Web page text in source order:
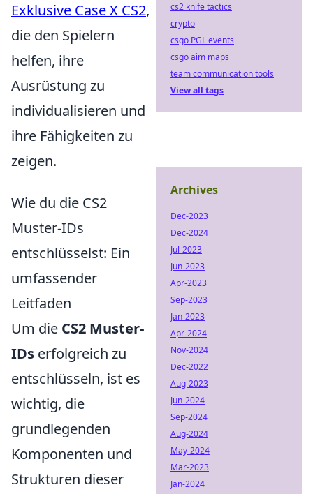
Exklusive Case X CS2,
die den Spielern
helfen, ihre
Ausrüstung zu
individualisieren und
ihre Fähigkeiten zu
zeigen.
Wie du die CS2
Muster-IDs
entschlüsselst: Ein
umfassender
Leitfaden
Um die CS2 Muster-
IDs erfolgreich zu
entschlüsseln, ist es
wichtig, die
grundlegenden
Komponenten und
Strukturen dieser
cs2 knife tactics
crypto
csgo PGL events
csgo aim maps
team communication tools
View all tags
Archives
Dec-2023
Dec-2024
Jul-2023
Jun-2023
Apr-2023
Sep-2023
Jan-2023
Apr-2024
Nov-2024
Dec-2022
Aug-2023
Jun-2024
Sep-2024
Aug-2024
May-2024
Mar-2023
Jan-2024